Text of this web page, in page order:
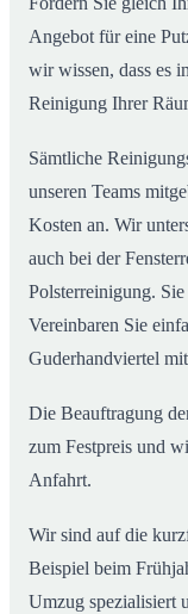
Angebot für eine
wir wissen, dass es
Reinigung Ihrer
Sämtliche
unseren Teams
Kosten an. Wir
auch bei der
Polsterreinigung.
Vereinbaren Sie
Guderhandviertel
Die Beauftragung
zum Festpreis und
Anfahrt.
Wir sind auf die
Beispiel beim
Umzug spezialisiert